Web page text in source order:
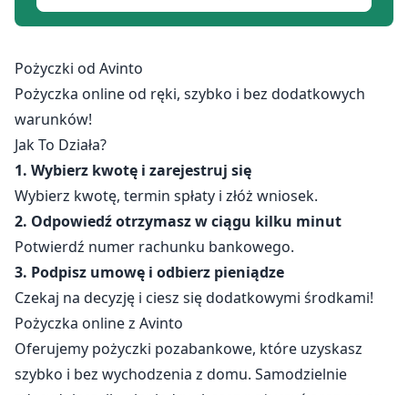
Pożyczki od Avinto
Pożyczka online od ręki, szybko i bez dodatkowych
warunków!
Jak To Działa?
1. Wybierz kwotę i zarejestruj się
Wybierz kwotę, termin spłaty i złóż wniosek.
2. Odpowiedź otrzymasz w ciągu kilku minut
Potwierdź numer rachunku bankowego.
3. Podpisz umowę i odbierz pieniądze
Czekaj na decyzję i ciesz się dodatkowymi środkami!
Pożyczka online z Avinto
Oferujemy pożyczki pozabankowe, które uzyskasz
szybko i bez wychodzenia z domu. Samodzielnie